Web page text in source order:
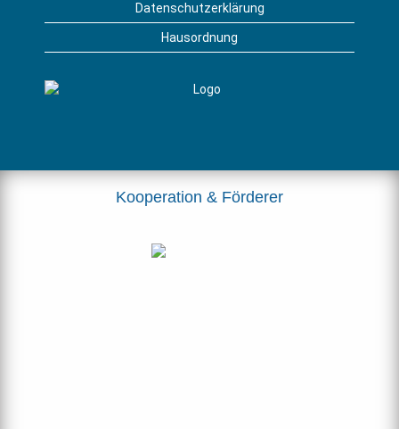
Datenschutzerklärung
Hausordnung
Kooperation & Förderer